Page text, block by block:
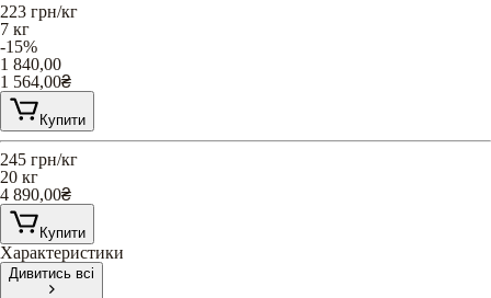
223 грн/кг
7 кг
-15%
1 840,00
1 564,00₴
Купити
245 грн/кг
20 кг
4 890,00₴
Купити
Характеристики
Дивитись всі